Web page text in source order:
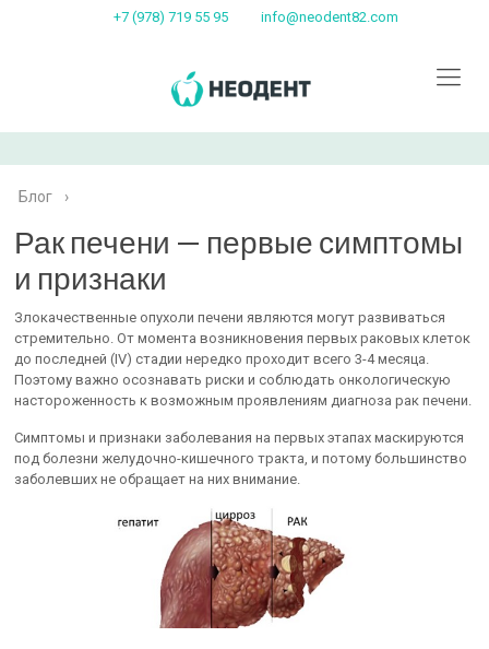
+7 (978) 719 55 95 info@neodent82.com
Блог ›
Рак печени — первые симптомы
и признаки
Злокачественные опухоли печени являются могут развиваться
стремительно. От момента возникновения первых раковых клеток
до последней (IV) стадии нередко проходит всего 3-4 месяца.
Поэтому важно осознавать риски и соблюдать онкологическую
настороженность к возможным проявлениям диагноза рак печени.
Симптомы и признаки заболевания на первых этапах маскируются
под болезни желудочно-кишечного тракта, и потому большинство
заболевших не обращает на них внимание.